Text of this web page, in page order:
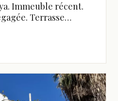
Immeuble récent.
Terrasse